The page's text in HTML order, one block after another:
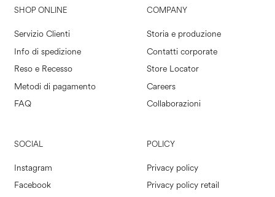
SHOP ONLINE
Servizio Clienti
Info di spedizione
Reso e Recesso
Metodi di pagamento
FAQ
COMPANY
Storia e produzione
Contatti corporate
Store Locator
Careers
Collaborazioni
SOCIAL
Instagram
Facebook
POLICY
Privacy policy
Privacy policy retail